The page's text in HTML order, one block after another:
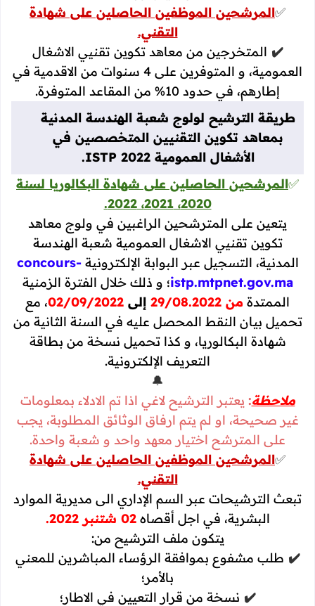
✅المرشحين الموظفين الحاصلين على شهادة
التقني.
✔️ المتخرجين من معاهد تكوين تقنيي الاشغال
العمومية، و المتوفرين على 4 سنوات من الاقدمية في
إطارهم، في حدود 10% من المقاعد المتوفرة.
طريقة الترشيح لولوج شعبة الهندسة المدنية
بمعاهد تكوين التقنيين المتخصصين في
الأشغال العمومية ISTP 2022.
✅المرشحين الحاصلين على شهادة البكالوريا لسنة
2020، 2021، 2022.
يتعين على المترشحين الراغبين في ولوج معاهد
تكوين تقنيي الاشغال العمومية شعبة الهندسة
المدنية، التسجيل عبر البوابة الإلكترونيةconcours-
istp.mtpnet.gov.ma؛ و ذلك خلال الفترة الزمنية
الممتدة من 29/08.2022 إلى
، مع
تحميل بيان النقط المحصل عليه في السنة الثانية من
شهادة البكالوريا، و كذا تحميل نسخة من بطاقة
التعريف الإلكترونية.
🔔
ملاحظة: يعتبر الترشيح لاغي اذا تم الادلاء بمعلومات
غير صحيحة، او لم يتم ارفاق الوثائق المطلوبة، يجب
على المترشح اختيار معهد واحد و شعبة واحدة.
✅المرشحين الموظفين الحاصلين على شهادة
التقني.
تبعث الترشيحات عبر السم الإداري الى مديرية الموارد
البشرية، في اجل أقصاه02 شتنبر 2022.
يتكون ملف الترشيح من:
✔️ طلب مشفوع بموافقة الرؤساء المباشرين للمعني
بالأمر؛
✔️ نسخة من قرار التعيين في الاطار؛